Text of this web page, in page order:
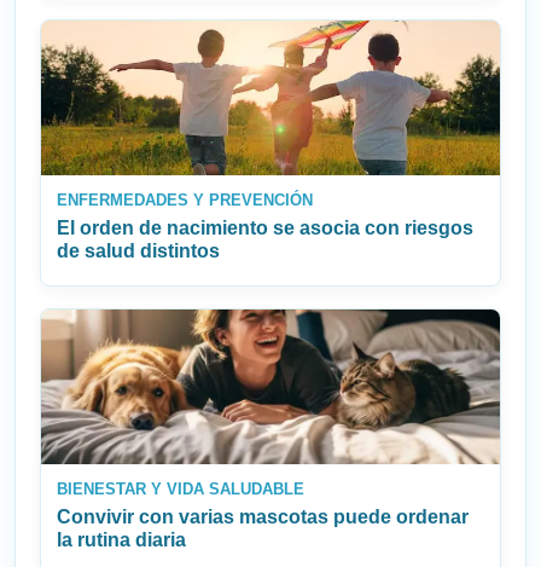
ENFERMEDADES Y PREVENCIÓN
El orden de nacimiento se asocia con riesgos
de salud distintos
BIENESTAR Y VIDA SALUDABLE
Convivir con varias mascotas puede ordenar
la rutina diaria